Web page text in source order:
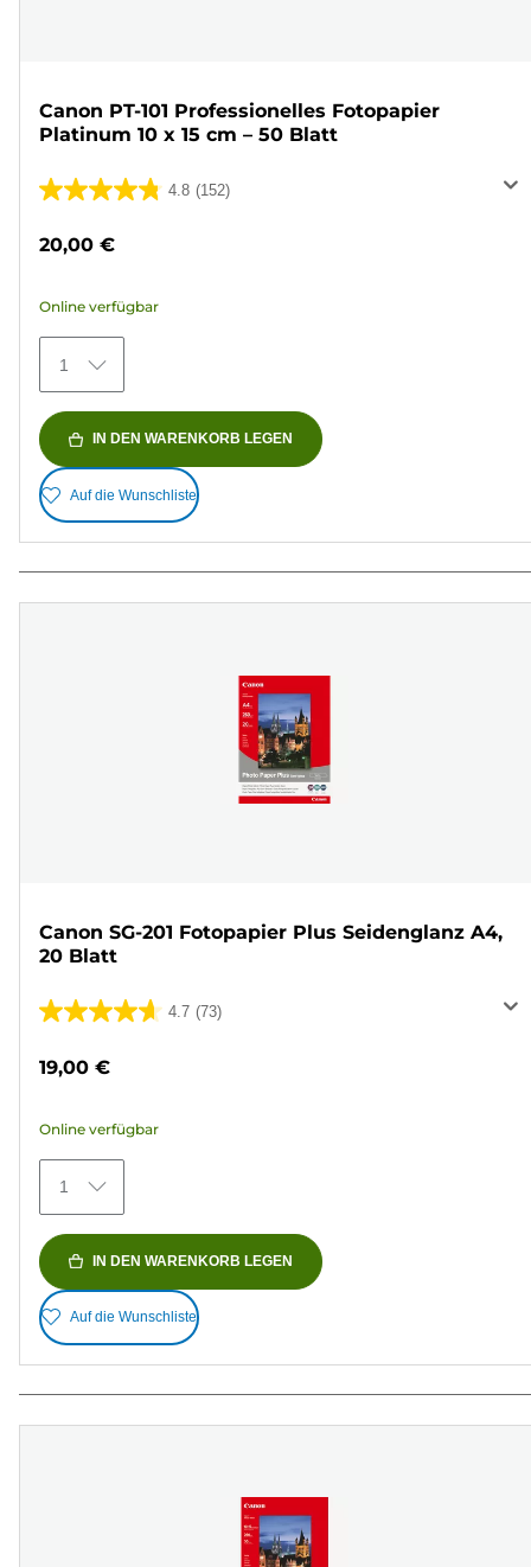
Canon PT-101 Professionelles Fotopapier
Platinum 10 x 15 cm – 50 Blatt
4.8 (152)
4.8
152
Bewertungen
20,00 €
Online verfügbar
1
IN DEN WARENKORB LEGEN
Auf die Wunschliste
Canon SG-201 Fotopapier Plus Seidenglanz A4,
20 Blatt
4.7 (73)
4.7
5
73
Bewertungen
19,00 €
Online verfügbar
1
IN DEN WARENKORB LEGEN
Auf die Wunschliste